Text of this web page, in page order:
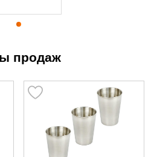
продаж